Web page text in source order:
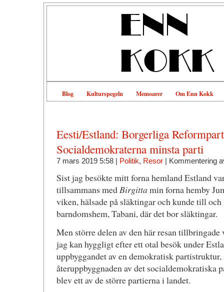
Blog Kulturspegeln Memoarer Om Enn Kokk
Eesti/Estland: Borgerliga
Socialdemokraterna minsta parti
7 mars 2019 5:58 | Politik, Resor| Kommentering
Sist jag besökte mitt forna hemland Estland
tillsammans medBirgittamin forna hemby
viken, hälsade på släktingar och kunde till
barndomshem, Tabani, där det bor släktingar.
Men större delen av den här resan
jag kan hyggligt efter ett otal besök under
uppbyggandet av en demokratisk
återuppbyggnaden av det socialdemokratiska
blev ett av de större partierna i landet.